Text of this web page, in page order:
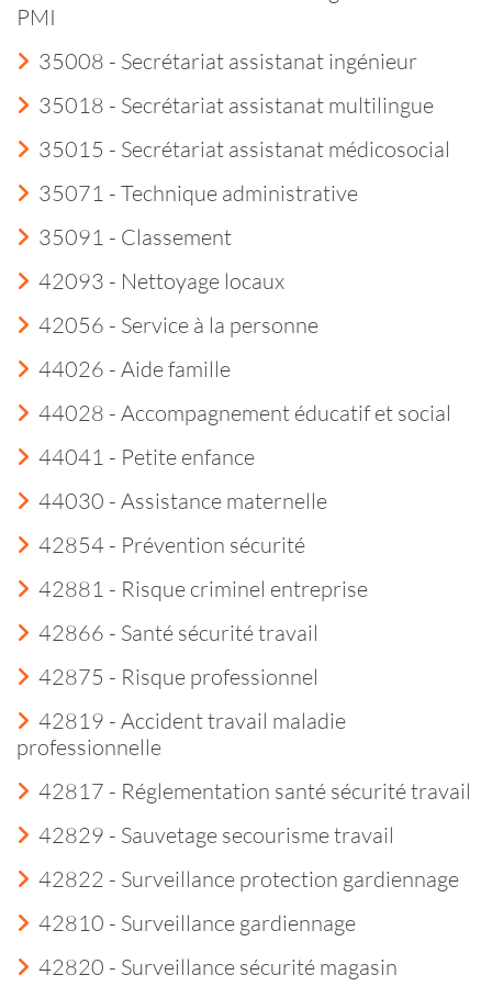
PMI
35008 - Secrétariat assistanat ingénieur
35018 - Secrétariat assistanat multilingue
35015 - Secrétariat assistanat médicosocial
35071 - Technique administrative
35091 - Classement
42093 - Nettoyage locaux
42056 - Service à la personne
44026 - Aide famille
44028 - Accompagnement éducatif et social
44041 - Petite enfance
44030 - Assistance maternelle
42854 - Prévention sécurité
42881 - Risque criminel entreprise
42866 - Santé sécurité travail
42875 - Risque professionnel
42819 - Accident travail maladie
professionnelle
42817 - Réglementation santé sécurité travail
42829 - Sauvetage secourisme travail
42822 - Surveillance protection gardiennage
42810 - Surveillance gardiennage
42820 - Surveillance sécurité magasin